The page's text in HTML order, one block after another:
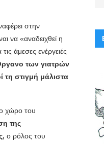
στην
να «αναδειχθεί η
άμεσες ενέργειές
των γιατρών
τη στιγμή μάλιστα
χώρο του
της
ο ρόλος του